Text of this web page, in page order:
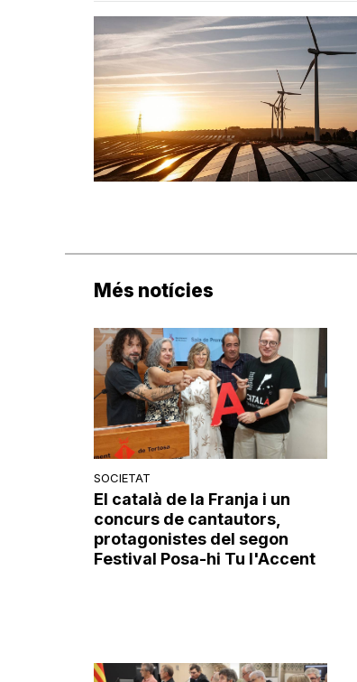
Més notícies
SOCIETAT
El català de la Franja i un
concurs de cantautors,
protagonistes del segon
Festival Posa-hi Tu l'Accent